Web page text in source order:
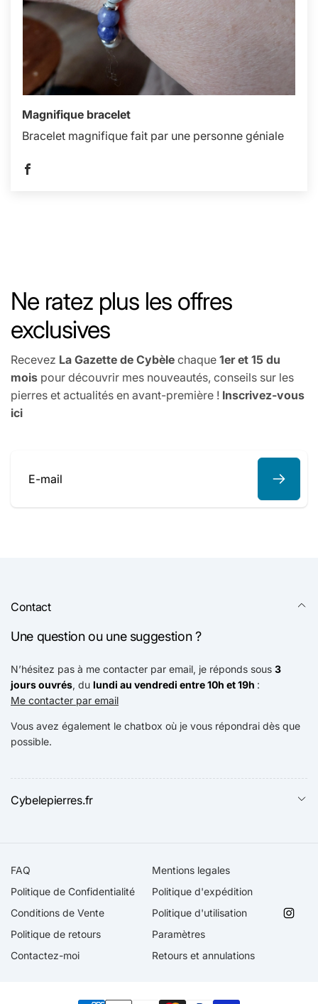
Magnifique bracelet
Bracelet magnifique fait par une personne géniale
Ne ratez plus les offres
exclusives
Recevez La Gazette de Cybèle chaque 1er et 15 du
mois pour découvrir mes nouveautés, conseils sur les
pierres et actualités en avant-première ! Inscrivez-vous
ici
E-
Contact
Une question ou une suggestion ?
N’hésitez pas à me contacter par email, je réponds sous 3
jours ouvrés, du lundi au vendredi entre 10h et 19h :
Me contacter par email
Vous avez également le chatbox où je vous répondrai dès que
possible.
Cybelepierres.fr
FAQ
Mentions legales
Politique de Confidentialité
Politique d'expédition
Conditions de Vente
Politique d'utilisation
Politique de retours
Paramètres
Contactez-moi
Retours et annulations